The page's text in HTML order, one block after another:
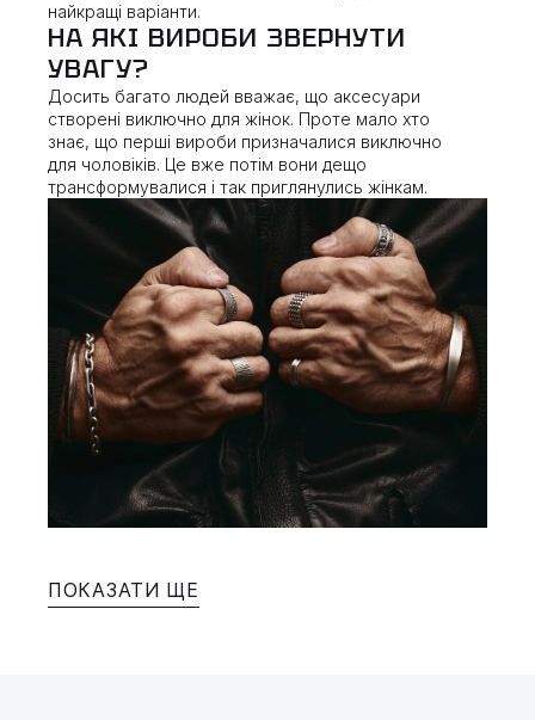
найкращі варіанти.
НА ЯКІ ВИРОБИ ЗВЕРНУТИ
УВАГУ?
Досить багато людей вважає, що аксесуари
створені виключно для жінок. Проте мало хто
знає, що перші вироби призначалися виключно
для чоловіків. Це вже потім вони дещо
трансформувалися і так приглянулись жінкам.
ПОКАЗАТИ ЩЕ